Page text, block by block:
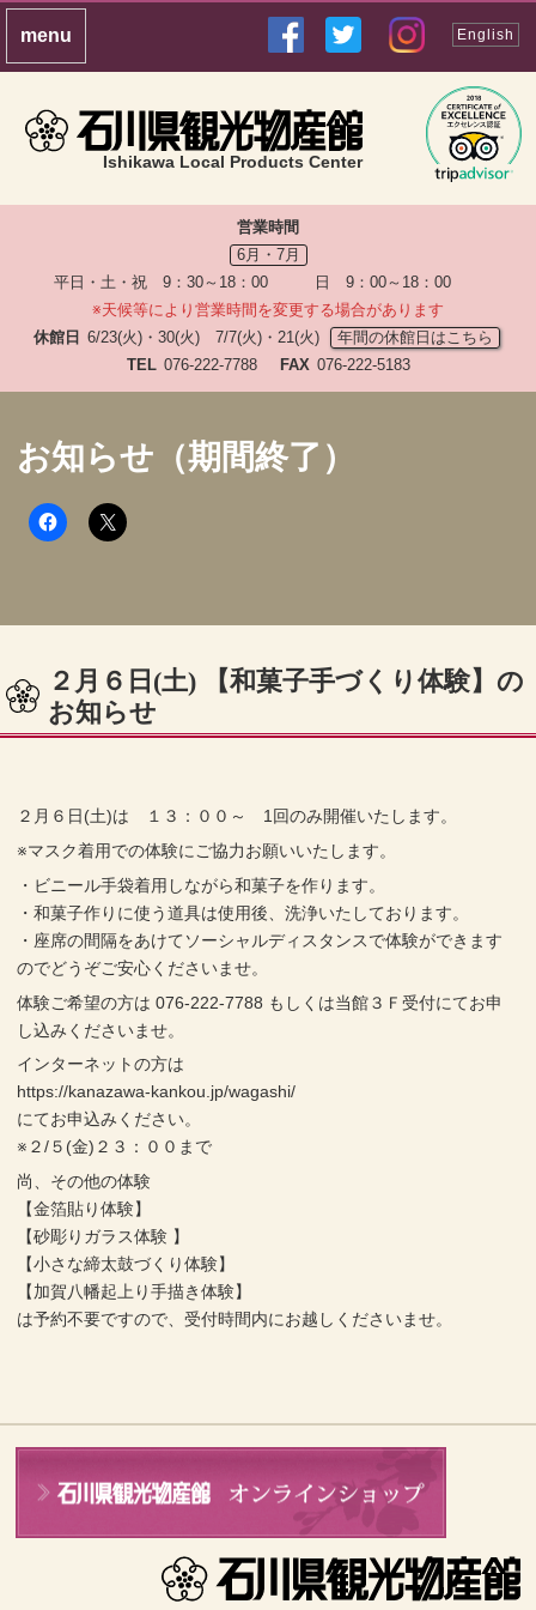
Ishikawa Local Products Center
English
営業時間
6月・7月
平日・土・祝 9：30～18：00 日 9：00～18：00
※天候等により営業時間を変更する場合があります
休館日 6/23(火)・30(火) 7/7(火)・21(火)
年間の休館日はこちら
TEL 076-222-7788 FAX 076-222-5183
お知らせ（期間終了）
２月６日(土) 【和菓子手づくり体験】の
お知らせ
２月６日(土)は １３：００～ 1回のみ開催いたします。
※マスク着用での体験にご協力お願いいたします。
・ビニール手袋着用しながら和菓子を作ります。
・和菓子作りに使う道具は使用後、洗浄いたしております。
・座席の間隔をあけてソーシャルディスタンスで体験ができます
のでどうぞご安心くださいませ。
体験ご希望の方は 076-222-7788 もしくは当館３Ｆ受付にてお申
し込みくださいませ。
インターネットの方は
https://kanazawa-kankou.jp/wagashi/
にてお申込みください。
※２/５(金)２３：００まで
尚、その他の体験
【金箔貼り体験】
【砂彫りガラス体験 】
【小さな締太鼓づくり体験】
【加賀八幡起上り手描き体験】
は予約不要ですので、受付時間内にお越しくださいませ。